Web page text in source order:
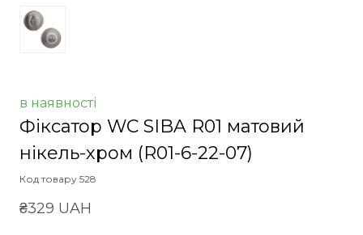
в наявності
Фіксатор WC SIBA R01 матовий
нікель-хром (R01-6-22-07)
Код товару 528
₴329 UAH